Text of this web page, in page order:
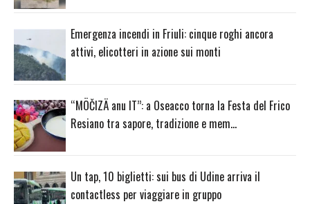
Emergenza incendi in Friuli: cinque roghi ancora
attivi, elicotteri in azione sui monti
“MÖČIZÄ anu IT”: a Oseacco torna la Festa del Frico
Resiano tra sapore, tradizione e mem…
Un tap, 10 biglietti: sui bus di Udine arriva il
contactless per viaggiare in gruppo